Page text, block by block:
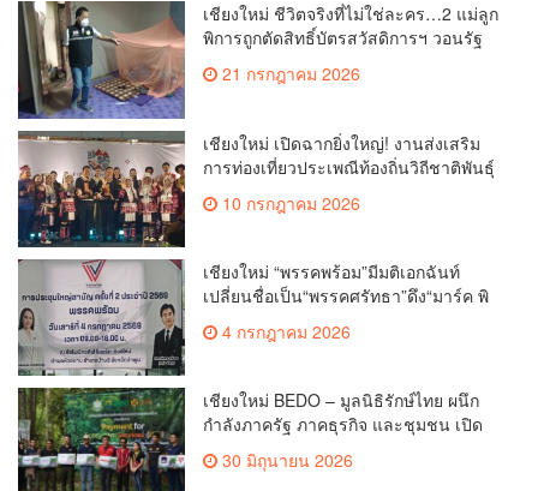
เชียงใหม่ ชีวิตจริงที่ไม่ใช่ละคร…2 แม่ลูก
พิการถูกตัดสิทธิ์บัตรสวัสดิการฯ วอนรัฐ
ทบทวนเกณฑ์ช่วยคนจน(คลิป)
21 กรกฎาคม 2026
เชียงใหม่ เปิดฉากยิ่งใหญ่! งานส่งเสริม
การท่องเที่ยวประเพณีท้องถิ่นวิถีชาติพันธุ์
10 กรกฎาคม 2026
เชียงใหม่ “พรรคพร้อม”มีมติเอกฉันท์
เปลี่ยนชื่อเป็น“พรรคศรัทธา”ดึง“มาร์ค พิ
ตบูล”นำทัพกรรมการบริหารชุดใหม่(คลิป)
4 กรกฎาคม 2026
เชียงใหม่ BEDO – มูลนิธิรักษ์ไทย ผนึก
กำลังภาครัฐ ภาคธุรกิจ และชุมชน เปิด
เวที “Nature Positive” เสริมพลังชุมชนผู้
พิทักษ์ป่าต้นน้ำ ผ่านกลไก PES ฟื้นฟูป่า
30 มิถุนายน 2026